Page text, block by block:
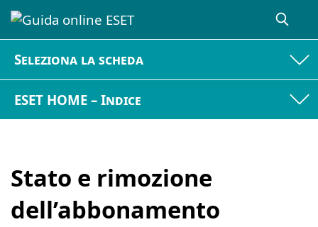
Seleziona la scheda
ESET HOME – Indice
Stato e rimozione
dell’abbonamento